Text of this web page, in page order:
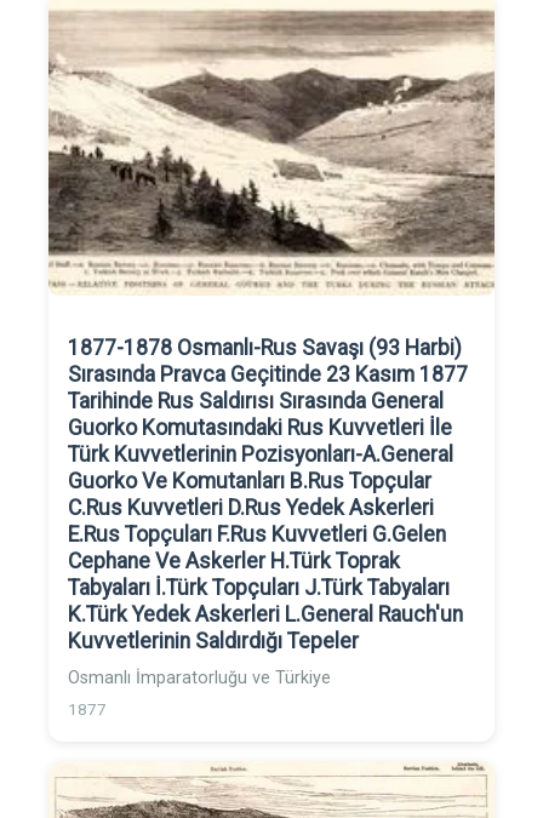
1877-1878 Osmanlı-Rus Savaşı (93 Harbi)
Sırasında Pravca Geçitinde 23 Kasım 1877
Tarihinde Rus Saldırısı Sırasında General
Guorko Komutasındaki Rus Kuvvetleri İle
Türk Kuvvetlerinin Pozisyonları-A.General
Guorko Ve Komutanları B.Rus Topçular
C.Rus Kuvvetleri D.Rus Yedek Askerleri
E.Rus Topçuları F.Rus Kuvvetleri G.Gelen
Cephane Ve Askerler H.Türk Toprak
Tabyaları İ.Türk Topçuları J.Türk Tabyaları
K.Türk Yedek Askerleri L.General Rauch'un
Kuvvetlerinin Saldırdığı Tepeler
Osmanlı İmparatorluğu ve Türkiye
1877